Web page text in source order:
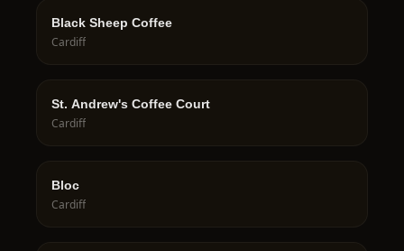
Black Sheep Coffee
Cardiff
St. Andrew's Coffee Court
Cardiff
Bloc
Cardiff